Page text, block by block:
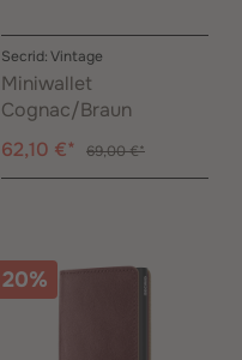
Secrid: Vintage
Miniwallet
Cognac/Braun
62,10 €*
69,00 €*
20%